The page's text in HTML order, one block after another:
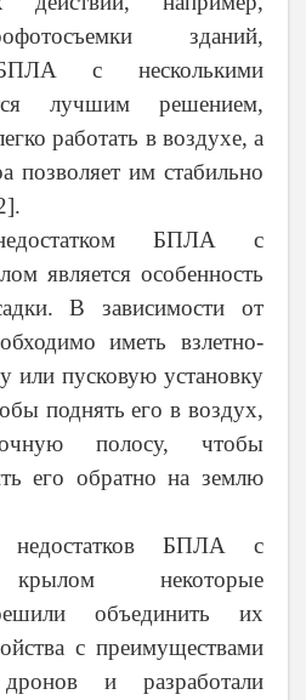
зданий,
БПЛА с несколькими
лучшим решением,
работать в воздухе, а
позволяет им стабильно
БПЛА с
является особенность
В зависимости от
иметь взлетно-
или пусковую установку
поднять его в воздух,
полосу, чтобы
его обратно на землю
недостатков БПЛА с
некоторые
объединить их
с преимуществами
и разработали